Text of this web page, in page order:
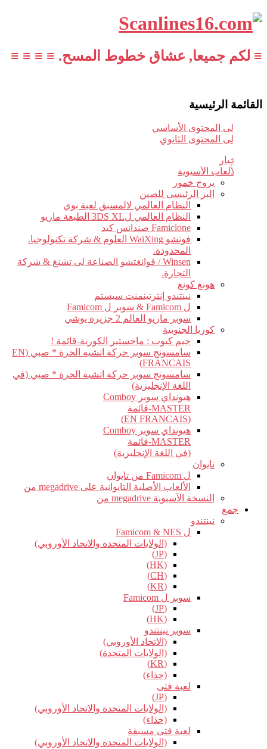
≡ لكم جميعا, عشاق خطوط المسح. ≡ ≡ ≡ ≡
القائمة الرئيسية
تخطي إلى المحتوى الأساسي
تخطي إلى المحتوى الثانوي
أخبار
الألعاب الآسيوية
يروج خمور
البر الرئيسى للصين
النظام العالمي لالمسبق لعبة بوي
النظام العالمي ل3DS XL الطبعة ماريو
Famiclone صندانس كيد
فوتشو WaiXing العلوم & شركة تكنولوجيا.
المحدودة.
Winsen / قوانغتشو الصناعة لى تشنغ & شركة
التجارة.
هونغ كونغ
نينتندو إنترتينمنت سيستم
ل Famicom & سوبر ل Famicom
سوبر ماريو العالم 2 جزيرة يوشي
كوريا الجنوبية
جيم كيوب : ماجستير الكورية-قائمة !
سامسونج سوبر حركة اتشيه الحرة * صبي (EN
FRANCAIS)
سامسونج سوبر حركة اتشيه الحرة * صبي (في
اللغة الإنجليزية)
هيونداي سوبر Comboy
MASTER-قائمة
(EN FRANCAIS)
هيونداي سوبر Comboy
MASTER-قائمة
(في اللغة الإنجليزية)
تايوان
ل Famicom من تايوان
الألعاب الأصلية التايوانية على megadrive من
النسخة الآسيوية megadrive من
جمع
نينتندو
ل Famicom & NES
(الولايات المتحدة والاتحاد الأوروبي)
(JP)
(HK)
(CH)
(KR)
سوبر ل Famicom
(JP)
(HK)
سوبر نينتندو
(الاتحاد الأوروبي)
(الولايات المتحدة)
(KR)
(حذاء)
لعبة فتى
(JP)
(الولايات المتحدة والاتحاد الأوروبي)
(حذاء)
لعبة فتى مسبقة
(الولايات المتحدة والاتحاد الأوروبي)